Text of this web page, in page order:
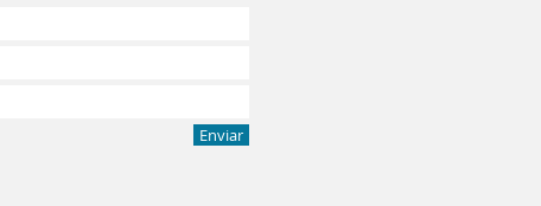
Enviar